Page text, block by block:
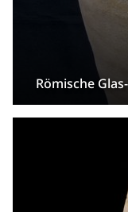
Römische